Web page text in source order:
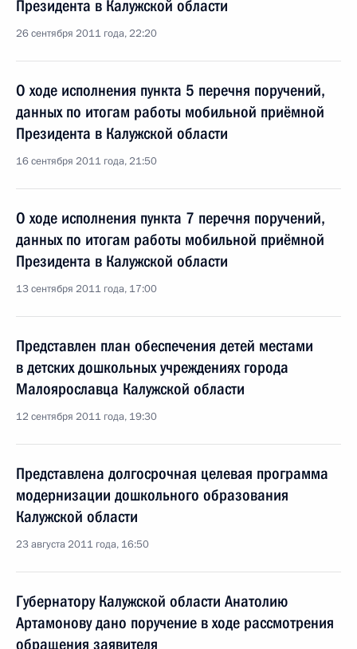
Президента в Калужской области
26 сентября 2011 года, 22:20
О ходе исполнения пункта 5 перечня поручений,
данных по итогам работы мобильной приёмной
Президента в Калужской области
16 сентября 2011 года, 21:50
О ходе исполнения пункта 7 перечня поручений,
данных по итогам работы мобильной приёмной
Президента в Калужской области
13 сентября 2011 года, 17:00
Представлен план обеспечения детей местами
в детских дошкольных учреждениях города
Малоярославца Калужской области
12 сентября 2011 года, 19:30
Представлена долгосрочная целевая программа
модернизации дошкольного образования
Калужской области
23 августа 2011 года, 16:50
Губернатору Калужской области Анатолию
Артамонову дано поручение в ходе рассмотрения
обращения заявителя